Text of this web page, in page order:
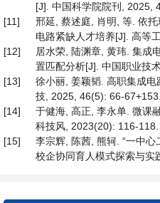
[J]. 中国科学院院刊, 2025,
[11]
邢延, 蔡述庭, 肖明, 等. 依
电路紧缺人才培养[J]. 高等
[12]
居水荣, 陆渊章, 黄玮. 集成
置匹配分析[J]. 中国职业技
[13]
徐小丽, 姜颖韬. 高职集成
技, 2025, 46(5): 66-67+153.
[14]
于健海, 高正, 李永单. 微课
科技风, 2023(20): 116-118.
[15]
李宗辉, 陈茜, 熊轲. “一中心
校企协同育人模式探索与实